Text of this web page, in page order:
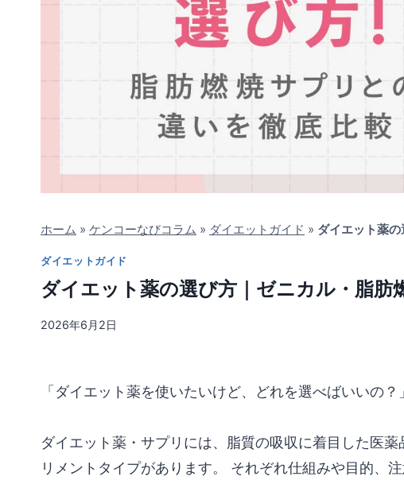
ホーム » ケンコーなびコラム » ダイエットガイド » ダイエット薬
ダイエットガイド
ダイエット薬の選び方｜ゼニカル・脂肪
2026年6月2日
「ダイエット薬を使いたいけど、どれを選べばいいの？」
ダイエット薬・サプリには、脂質の吸収に着目した医
リメントタイプがあります。 それぞれ仕組みや目的、